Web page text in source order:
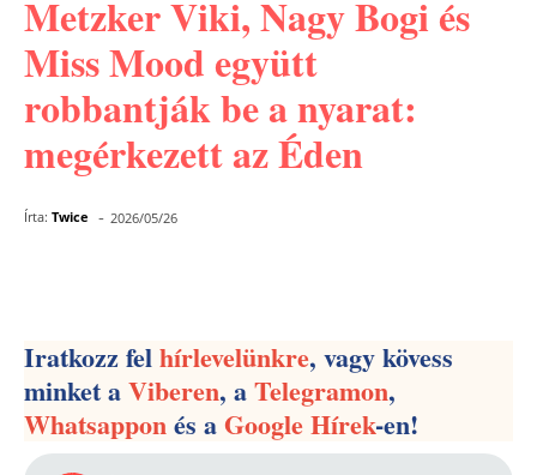
Metzker Viki, Nagy Bogi és
Miss Mood együtt
robbantják be a nyarat:
megérkezett az Éden
Írta: Twice - 2026/05/26
Iratkozz felhírlevelünkre, vagy kövess
minket aViberen, aTelegramon,
Whatsapponés aGoogle Hírek-en!